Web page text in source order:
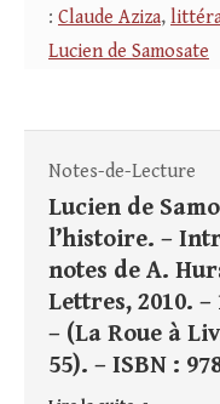
: Claude Aziza,
Lucien de Samosate
Notes-de-Lecture
Lucien de
l’histoire. –
notes de A.
Lettres, 2010.
– (La Roue à
55). – ISBN :